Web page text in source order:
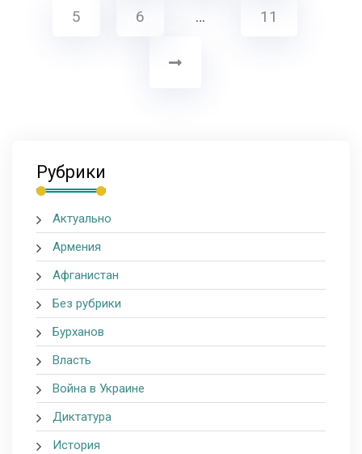
5 6 … 11
Рубрики
Актуально
Армения
Афганистан
Без рубрики
Бурханов
Власть
Война в Украине
Диктатура
История